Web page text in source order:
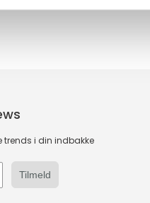
trends i din indbakke
Tilmeld